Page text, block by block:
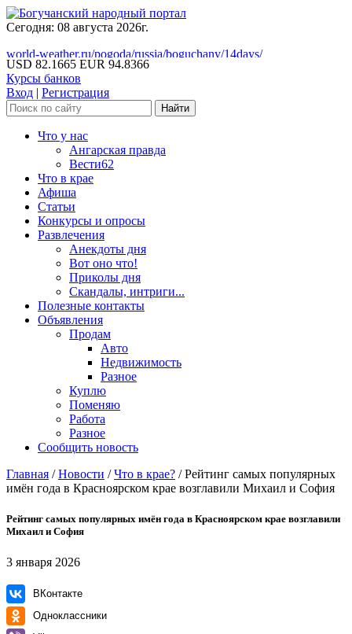
Сегодня: 08 августа 2026г.
world-weather.ru/pogoda/russia/boguchany/14days/
USD 82.1665 EUR 94.8366
Курсы банков
Вход | Регистрация
Что у нас
Ангарская правда
Вести62
Что в крае
Афиша
Статьи
Конкурсы и опросы
Развлечения
Анекдоты дня
Вот оно что!
Приколы дня
Скандалы, интриги...
Полезные контакты
Объявления
Продам
Авто
Недвижимость
Разное
Куплю
Поменяю
Работа
Разное
Сообщить новость
Главная /Новости /Что в крае? /Рейтинг самых популярных
имён года в Красноярском крае возглавили Михаил и София
Рейтинг самых популярных имён года в Красноярском крае возглавили
Михаил и София
3 января 2026
ВКонтакте
Одноклассники